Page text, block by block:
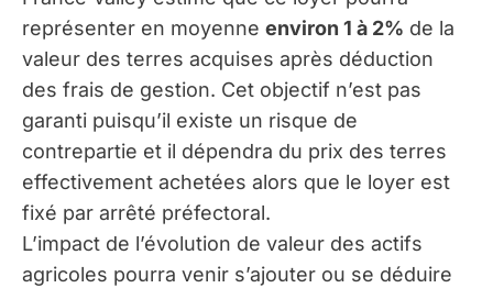
représenter en moyenne environ 1 à 2% de la
valeur des terres acquises après déduction
des frais de gestion. Cet objectif n’est pas
garanti puisqu’il existe un risque de
contrepartie et il dépendra du prix des terres
effectivement achetées alors que le loyer est
fixé par arrêté préfectoral.
L’impact de l’évolution de valeur des actifs
agricoles pourra venir s’ajouter ou se déduire